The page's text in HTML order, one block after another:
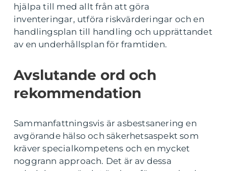
hjälpa till med allt från att göra
inventeringar, utföra riskvärderingar och en
handlingsplan till handling och upprättandet
av en underhållsplan för framtiden.
Avslutande ord och
rekommendation
Sammanfattningsvis är asbestsanering en
avgörande hälso och säkerhetsaspekt som
kräver specialkompetens och en mycket
noggrann approach. Det är av dessa